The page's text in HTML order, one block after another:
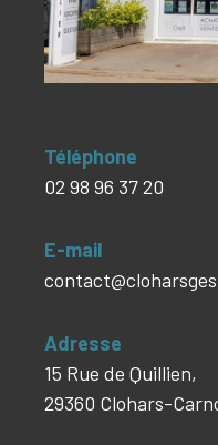
Téléphone
02 98 96 37 20
E-mail
Adresse
15 Rue de Quillien,
29360 Clohars-